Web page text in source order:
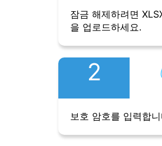
잠금 해제하려면
을 업로드하세요.
2
보호 암호를 입력합